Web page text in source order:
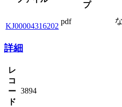
プ
KJ00004316202
pdf
詳細
レ
コ
ー
ド
3894